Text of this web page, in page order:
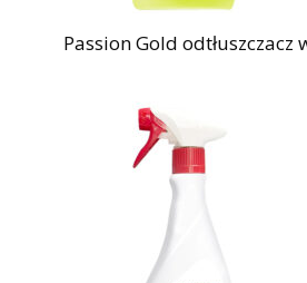
Passion Gold odtłuszczacz